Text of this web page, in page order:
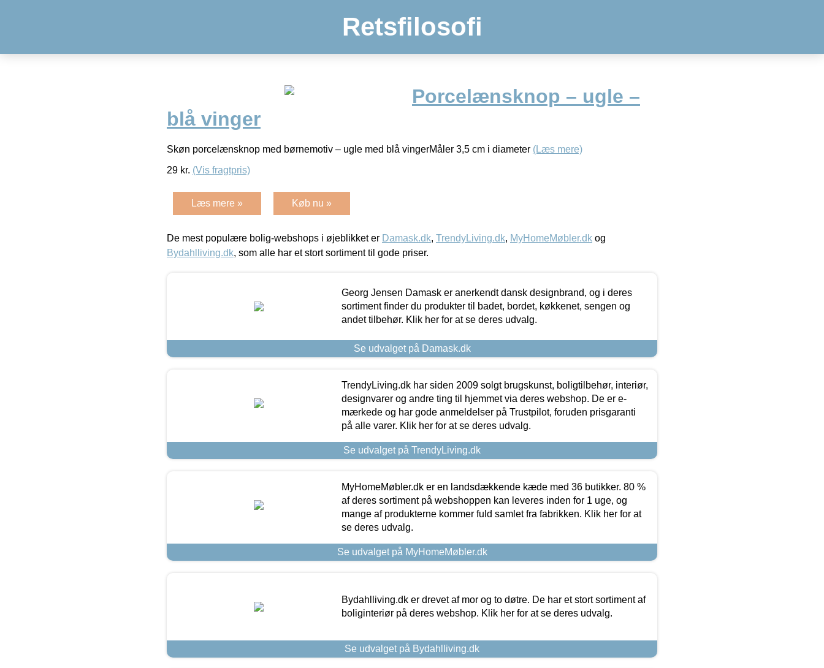
Retsfilosofi
Porcelænsknop – ugle –
blå vinger
Skøn porcelænsknop med børnemotiv – ugle med blå vingerMåler 3,5 cm i diameter (Læs mere)
29 kr. (Vis fragtpris)
Læs mere » Køb nu »
De mest populære bolig-webshops i øjeblikket er Damask.dk, TrendyLiving.dk, MyHomeMøbler.dk og
Bydahlliving.dk, som alle har et stort sortiment til gode priser.
Georg Jensen Damask er anerkendt dansk designbrand, og i deres
sortiment finder du produkter til badet, bordet, køkkenet, sengen og
andet tilbehør. Klik her for at se deres udvalg.
Se udvalget på Damask.dk
TrendyLiving.dk har siden 2009 solgt brugskunst, boligtilbehør, interiør,
designvarer og andre ting til hjemmet via deres webshop. De er e-
mærkede og har gode anmeldelser på Trustpilot, foruden prisgaranti
på alle varer. Klik her for at se deres udvalg.
Se udvalget på TrendyLiving.dk
MyHomeMøbler.dk er en landsdækkende kæde med 36 butikker. 80 %
af deres sortiment på webshoppen kan leveres inden for 1 uge, og
mange af produkterne kommer fuld samlet fra fabrikken. Klik her for at
se deres udvalg.
Se udvalget på MyHomeMøbler.dk
Bydahlliving.dk er drevet af mor og to døtre. De har et stort sortiment af
boliginteriør på deres webshop. Klik her for at se deres udvalg.
Se udvalget på Bydahlliving.dk